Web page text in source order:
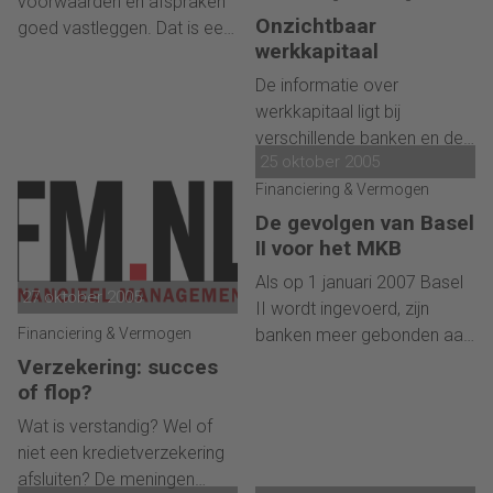
verricht onder financiële
afdelingen. 144 organisaties
blauwdruk op van de
inrichting van de gemiddelde
financiële afdeling en de
prestaties die worden
gemeten.
de bedrijfspresentaties.
Daniel Wabeke, group
controller bij Ballast Nedam,
begrijpt dat maar al te goed.
'CPM-oplossingen hebben
ook nadelen.'
goed vastleggen. Dat is een
deskundige van het credit
management instituut in
deze nieuwsbrief.
Onzichtbaar
werkkapitaal
De informatie over
werkkapitaal ligt bij
verschillende banken en de
onderneming zelf.
Resultaat? De informatie is
niet uniform en niet
transparant en grote kans
werkkapitaal onzichtbaar
27 oktober 2005
Financiering & Vermogen
Verzekering: succes
of flop?
Wat is verstandig? Wel of
niet een kredietverzekering
afsluiten? De meningen
25 oktober 2005
Financiering & Vermogen
De gevolgen van Basel
II voor het MKB
Als op 1 januari 2007 Basel
II wordt ingevoerd, zijn
banken meer gebonden aan